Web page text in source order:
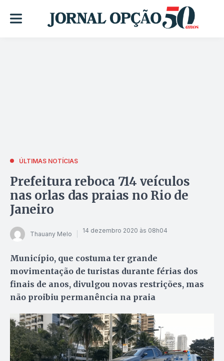
ÚLTIMAS NOTÍCIAS
Prefeitura reboca 714 veículos
nas orlas das praias no Rio de
Janeiro
Thauany Melo 14 dezembro 2020 às 08h04
Município, que costuma ter grande
movimentação de turistas durante férias dos
finais de anos, divulgou novas restrições, mas
não proibiu permanência na praia